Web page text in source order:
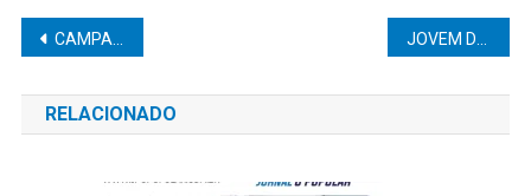
Navegação
de
Post
CAMPANHA DEZEMBRO VERDE COMBATE ABANDONO DE ANIMAIS JOVEM DE 21 ANOS É PRESO COM MAIS DE 270 PORÇÕES DE DROGAS
RELACIONADO